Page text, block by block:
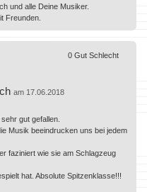
und alle Deine Musiker.
Freunden.
am 17.06.2018
gut gefallen.
Musik beeindrucken uns bei jedem
faziniert wie sie am Schlagzeug
hat. Absolute Spitzenklasse!!!
0 Gut Schlecht